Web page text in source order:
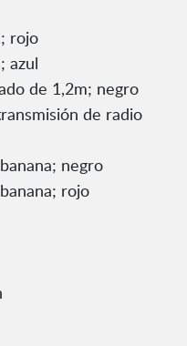
rojo
azul
de 1,2m; negro
de radio
negro
rojo